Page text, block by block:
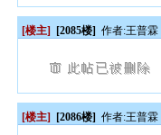
[楼主] [2085楼] 作者:王普霖
[楼主] [2086楼] 作者:王普霖